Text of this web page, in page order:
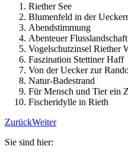
Riether See
Blumenfeld in der
Abendstimmung
Abenteuer Flusslandschaft
Vogelschutzinsel Riether
Faszination Stettiner Haff
Von der Uecker zur
Natur-Badestrand
Für Mensch und Tier ein
Fischeridylle in Rieth
ZurückWeiter
Sie sind hier: